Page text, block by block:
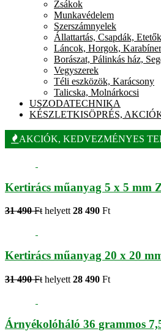
Zsákok
Munkavédelem
Szerszámnyelek
Állattartás, Csapdák,
Láncok, Horgok,
Borászat, Pálinkás ház,
Vegyszerek
Téli eszközök, Karácsony
Talicska, Molnárkocsi
USZODATECHNIKA
KÉSZLETKISÖPRÉS,
AKCIÓK, KEDVEZMÉNYES
Kertirács műanyag 5 x 5 mm
31 490 Ft helyett 28 490 Ft
Kertirács műanyag 20 x 20
31 490 Ft helyett 28 490 Ft
Árnyékolóháló 36 grammos